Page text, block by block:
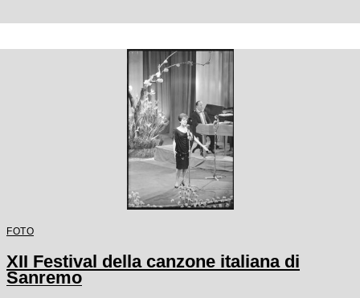
FOTO
XII Festival della canzone italiana di
Sanremo